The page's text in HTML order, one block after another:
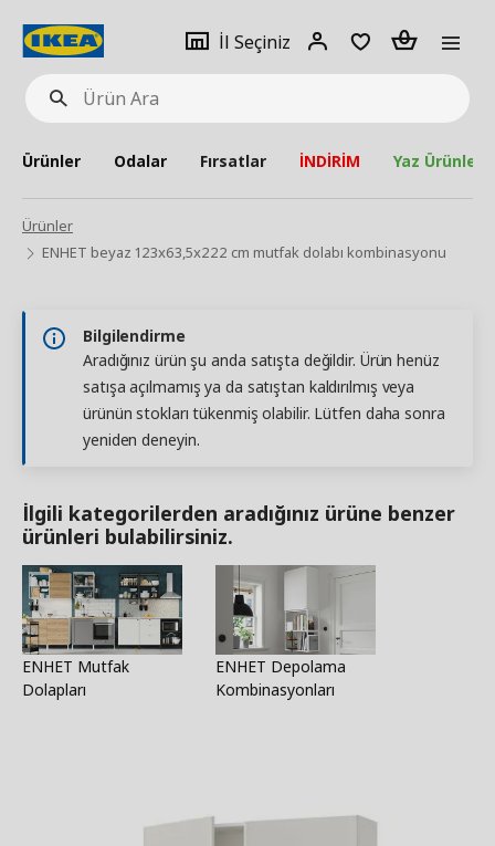
Ürün
Ara
İl Seçiniz
Giriş
Adet
Ürünler Odalar Fırsatlar İNDİRİM Yaz Ürünleri
Ürünler
ENHET beyaz 123x63,5x222 cm mutfak dolabı kombinasyonu
Bilgilendirme
Aradığınız ürün şu anda satışta değildir. Ürün henüz
satışa açılmamış ya da satıştan kaldırılmış veya
ürünün stokları tükenmiş olabilir. Lütfen daha sonra
yeniden deneyin.
İlgili kategorilerden aradığınız ürüne benzer
ürünleri bulabilirsiniz.
ENHET Mutfak
Dolapları
ENHET Depolama
Kombinasyonları